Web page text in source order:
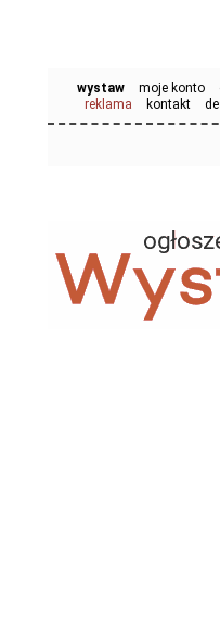
wystaw moje konto
reklama
kontakt